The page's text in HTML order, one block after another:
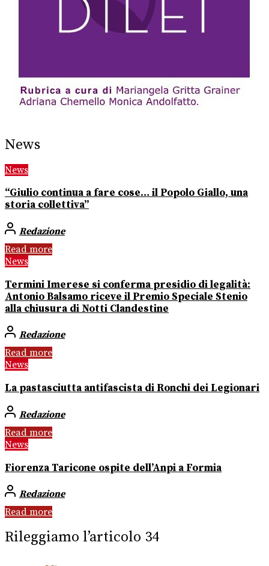
News
News
“Giulio continua a fare cose… il Popolo Giallo, una
storia collettiva”
Redazione
Read more
News
Termini Imerese si conferma presidio di legalità:
Antonio Balsamo riceve il Premio Speciale Stenio
alla chiusura di Notti Clandestine
Redazione
Read more
News
La pastasciutta antifascista di Ronchi dei Legionari
Redazione
Read more
News
Fiorenza Taricone ospite dell’Anpi a Formia
Redazione
Read more
Rileggiamo l’articolo 34